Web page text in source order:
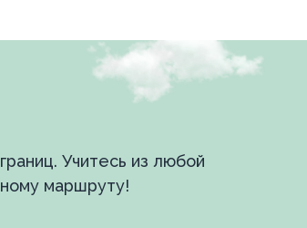
стран.
Учитесь из любой
маршруту!